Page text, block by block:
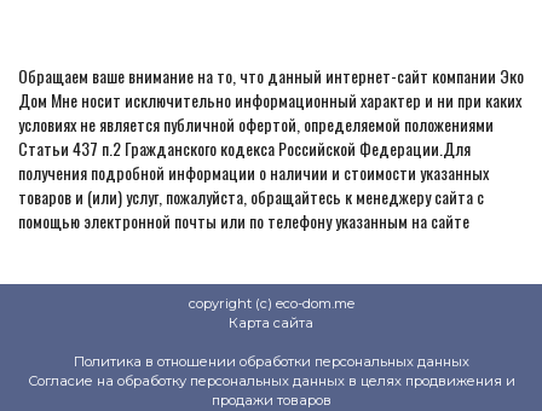
Обращаем ваше внимание на то, что данный интернет-сайт компании Эко
Дом Мне носит исключительно информационный характер и ни при каких
условиях не является публичной офертой, определяемой положениями
Статьи 437 п.2 Гражданского кодекса Российской Федерации.Для
получения подробной информации о наличии и стоимости указанных
товаров и (или) услуг, пожалуйста, обращайтесь к менеджеру сайта с
помощью электронной почты или по телефону указанным на сайте
copyright (c) eco-dom.me
Карта сайта
Политика в отношении обработки персональных данных
Согласие на обработку персональных данных в целях продвижения и
продажи товаров